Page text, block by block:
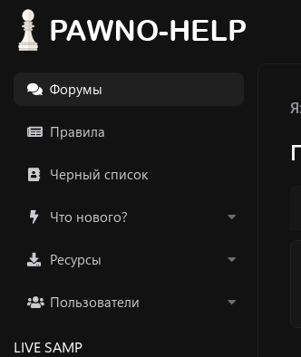
Форумы
Правила
Черный список
Что нового?
Ресурсы
Пользователи
LIVE SAMP